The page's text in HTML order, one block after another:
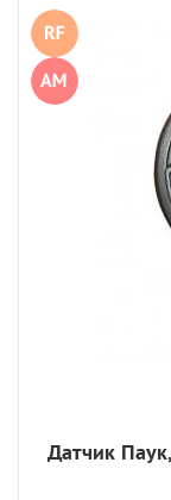
Датчик